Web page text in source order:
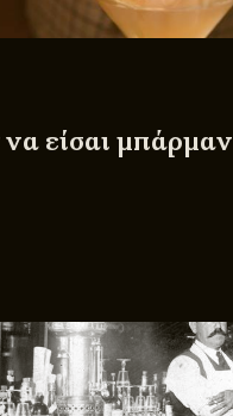
είσαι μπάρμαν